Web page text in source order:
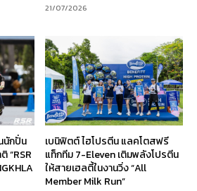
21/07/2026
นักปั่น
“RSR
เบนิฟิตต์ ไฮโปรตีน แลคโตสฟรี
แท็กทีม 7-Eleven เติมพลังโปรตีน
ให้สายเฮลตี้ในงานวิ่ง “All
Member Milk Run”